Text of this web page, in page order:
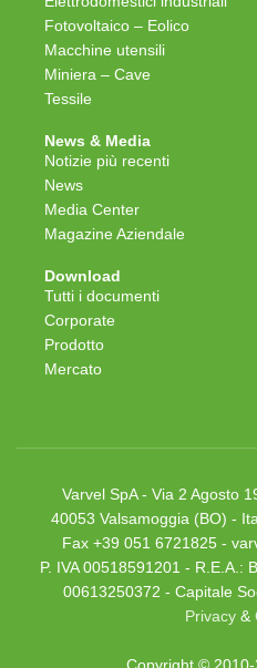
Fotovoltaico – Eolico
Macchine utensili
Miniera – Cave
Tessile
News & Media
Notizie più recenti
News
Media Center
Magazine Aziendale
Download
Tutti i documenti
Corporate
Prodotto
Mercato
Varvel SpA - Via 2 Agosto
40053 Valsamoggia (BO) -
Fax +39 051 6721825 -
P. IVA 00518591201 - R.E.A.:
00613250372 - Capitale
Privacy &